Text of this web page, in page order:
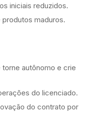
iniciais reduzidos.
maduros.
autônomo e crie
do licenciado.
do contrato por